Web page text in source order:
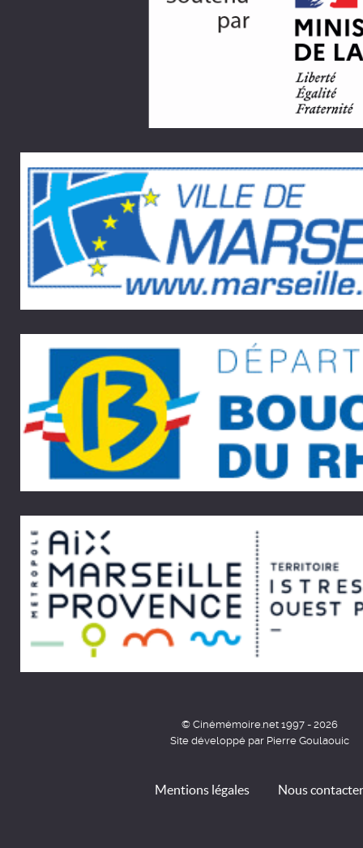
© Cinémémoire.net 1997 - 2026
Site développé par Pierre Goulaouic
Mentions légales Nous contacter